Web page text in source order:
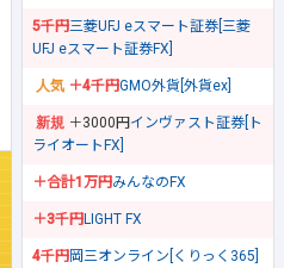
5千円三菱UFJ eスマート証券[三菱
UFJ eスマート証券FX]
＋4千円GMO外貨[外貨ex]
＋3000円 インヴァスト証券[ト
ライオートFX]
＋合計1万円みんなのFX
＋3千円LIGHT FX
4千円岡三オンライン[くりっく365]